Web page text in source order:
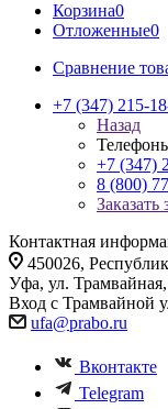
Корзина0
Отложенные0
Сравнение
+7 (347) 215-
Назад
+7 (347)
8 (800)
Заказать
Контактная
450026,
Уфа, ул.
Вход с Трамвайной
ufa@prabo.ru
Вконтакте
Telegram